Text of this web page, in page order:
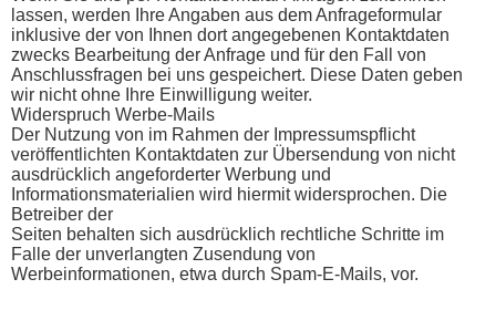
lassen, werden Ihre Angaben aus dem Anfrageformular
inklusive der von Ihnen dort angegebenen Kontaktdaten
zwecks Bearbeitung der Anfrage und für den Fall von
Anschlussfragen bei uns gespeichert. Diese Daten geben
wir nicht ohne Ihre Einwilligung weiter.
Widerspruch Werbe-Mails
Der Nutzung von im Rahmen der Impressumspflicht
veröffentlichten Kontaktdaten zur Übersendung von nicht
ausdrücklich angeforderter Werbung und
Informationsmaterialien wird hiermit widersprochen. Die
Betreiber der
Seiten behalten sich ausdrücklich rechtliche Schritte im
Falle der unverlangten Zusendung von
Werbeinformationen, etwa durch Spam-E-Mails, vor.